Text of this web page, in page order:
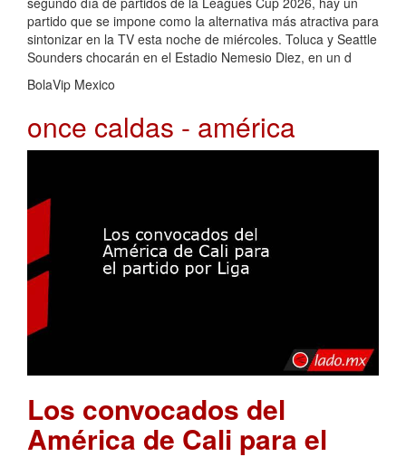
partido que se impone como la alternativa más atractiva para
sintonizar en la TV esta noche de miércoles. Toluca y Seattle
Sounders chocarán en el Estadio Nemesio Diez, en un d
BolaVip Mexico
once caldas - américa
Los convocados del
América de Cali para el